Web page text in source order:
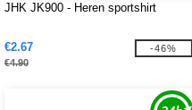
JHK JK900 - Heren sportshirt
€2.67
€4.90
-46%